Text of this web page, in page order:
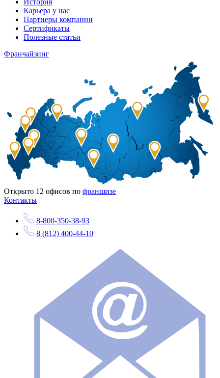
История
Карьера у нас
Партнеры компании
Сертификаты
Полезные статьи
Франчайзинг
Открыто 12 офисов по франшизе
Контакты
8-800-350-38-93
8 (812) 400-44-10